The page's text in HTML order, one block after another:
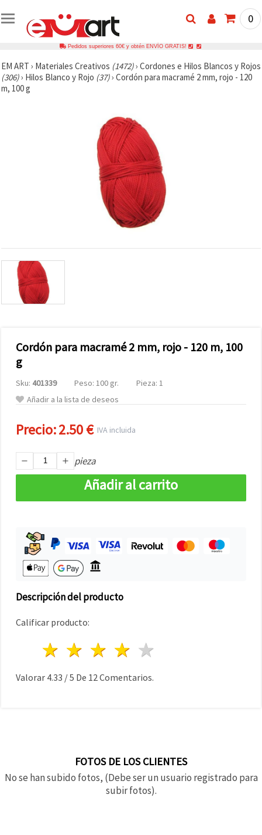
0
Pedidos superiores 60€ y obtén ENVÍO GRATIS!
EM ART › Materiales Creativos (1472)› Cordones e Hilos Blancos y Rojos
(306)› Hilos Blanco y Rojo (37)› Cordón para macramé 2 mm, rojo - 120
m, 100 g
Cordón para macramé 2 mm, rojo - 120 m, 100
g
Sku: 401339 Peso: 100 gr.
Pieza: 1
Añadir a la lista de deseos
Precio:2.50 €IVA incluida
pieza
Añadir al carrito
Descripción del producto
Calificar producto:
4 estrellas
3 estrellas
2 estrellas
1 estrella
Valorar 4.33 /5 De 12 Comentarios.
FOTOS DE LOS CLIENTES
No se han subido fotos, (Debe ser un usuario registrado para
subir fotos).